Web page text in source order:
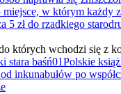
w którym każdy
5 zł do rzadkiego
których wchodzi się z
Polskie
inkunabułów po